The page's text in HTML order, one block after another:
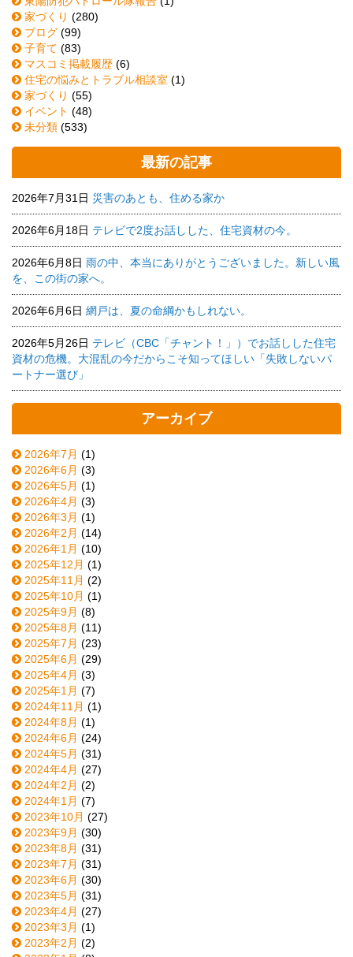
家づくり (280)
ブログ (99)
子育て (83)
マスコミ掲載履歴 (6)
住宅の悩みとトラブル相談室 (1)
家づくり (55)
イベント (48)
未分類 (533)
最新の記事
2026年7月31日 災害のあとも、住める家か
2026年6月18日 テレビで2度お話しした、住宅資材の今。
2026年6月8日 雨の中、本当にありがとうございました。新しい風
を、この街の家へ。
2026年6月6日 網戸は、夏の命綱かもしれない。
2026年5月26日 テレビ（CBC「チャント！」）でお話しした住宅
資材の危機。大混乱の今だからこそ知ってほしい「失敗しないパ
ートナー選び」
アーカイブ
2026年7月 (1)
2026年6月 (3)
2026年5月 (1)
2026年4月 (3)
2026年3月 (1)
2026年2月 (14)
2026年1月 (10)
2025年12月 (1)
2025年11月 (2)
2025年10月 (1)
2025年9月 (8)
2025年8月 (11)
2025年7月 (23)
2025年6月 (29)
2025年4月 (3)
2025年1月 (7)
2024年11月 (1)
2024年8月 (1)
2024年6月 (24)
2024年5月 (31)
2024年4月 (27)
2024年2月 (2)
2024年1月 (7)
2023年10月 (27)
2023年9月 (30)
2023年8月 (31)
2023年7月 (31)
2023年6月 (30)
2023年5月 (31)
2023年4月 (27)
2023年3月 (1)
2023年2月 (2)